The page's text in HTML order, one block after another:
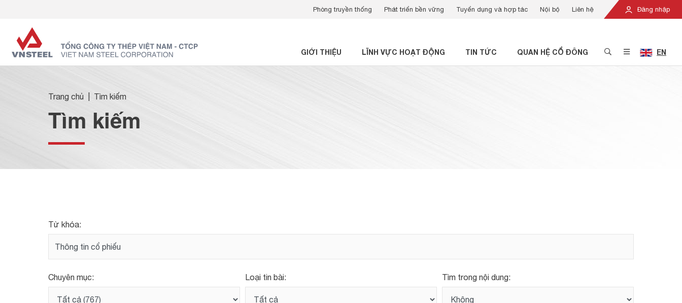
Đăng nhập
Phòng truyền thống Phát triển bền vững Tuyển dụng và hợp tác Nội bộ Liên hệ
GIỚI THIỆU LĨNH VỰC HOẠT ĐỘNG TIN TỨC QUAN HỆ CỔ ĐÔNG EN
Trang chủ Tìm kiếm
Tìm kiếm
Từ khóa:
Chuyên mục: Loại tin bài: Tìm trong nội dung: